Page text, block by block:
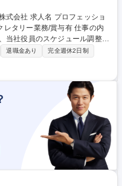
フェッショ
ー業務/賞与有 仕事の内
当社役員のスケジュール調整
広をいサポート業務をお任せ
費精算や総務庶務業務をご担
係る事務サポートや会社法等で
す。ホスピタリティを持ち、
の業務の円滑な運営を支えて
リー業務/賞与有
退職金あり
完全週休2日制